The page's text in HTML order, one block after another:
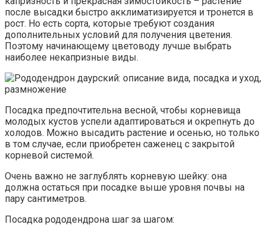
после высадки быстро акклиматизируется и тронется в
рост. Но есть сорта, которые требуют создания
дополнительных условий для получения цветения.
Поэтому начинающему цветоводу лучше выбрать
наиболее некапризные виды.
Посадка предпочтительна весной, чтобы корневища
молодых кустов успели адаптироваться и окрепнуть до
холодов. Можно высадить растение и осенью, но только
в том случае, если приобретен саженец с закрытой
корневой системой.
Очень важно не заглублять корневую шейку: она
должна остаться при посадке выше уровня почвы на
пару сантиметров.
Посадка рододендрона шаг за шагом: